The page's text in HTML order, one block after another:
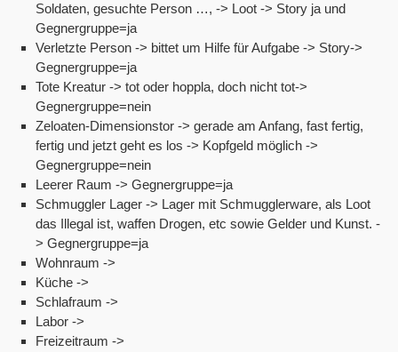
Soldaten, gesuchte Person …, -> Loot -> Story ja und
Gegnergruppe=ja
Verletzte Person -> bittet um Hilfe für Aufgabe -> Story->
Gegnergruppe=ja
Tote Kreatur -> tot oder hoppla, doch nicht tot->
Gegnergruppe=nein
Zeloaten-Dimensionstor -> gerade am Anfang, fast fertig,
fertig und jetzt geht es los -> Kopfgeld möglich ->
Gegnergruppe=nein
Leerer Raum -> Gegnergruppe=ja
Schmuggler Lager -> Lager mit Schmugglerware, als Loot
das Illegal ist, waffen Drogen, etc sowie Gelder und Kunst. -
> Gegnergruppe=ja
Wohnraum ->
Küche ->
Schlafraum ->
Labor ->
Freizeitraum ->